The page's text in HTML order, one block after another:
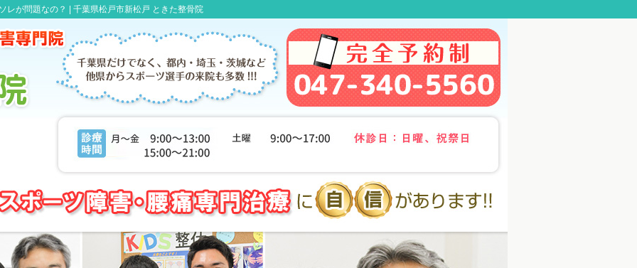
レが問題なの？ | 千葉県松戸市新松戸 ときた整骨院